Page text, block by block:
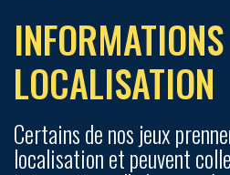
LOCALISATION
Certains de nos jeux
localisation et peuvent